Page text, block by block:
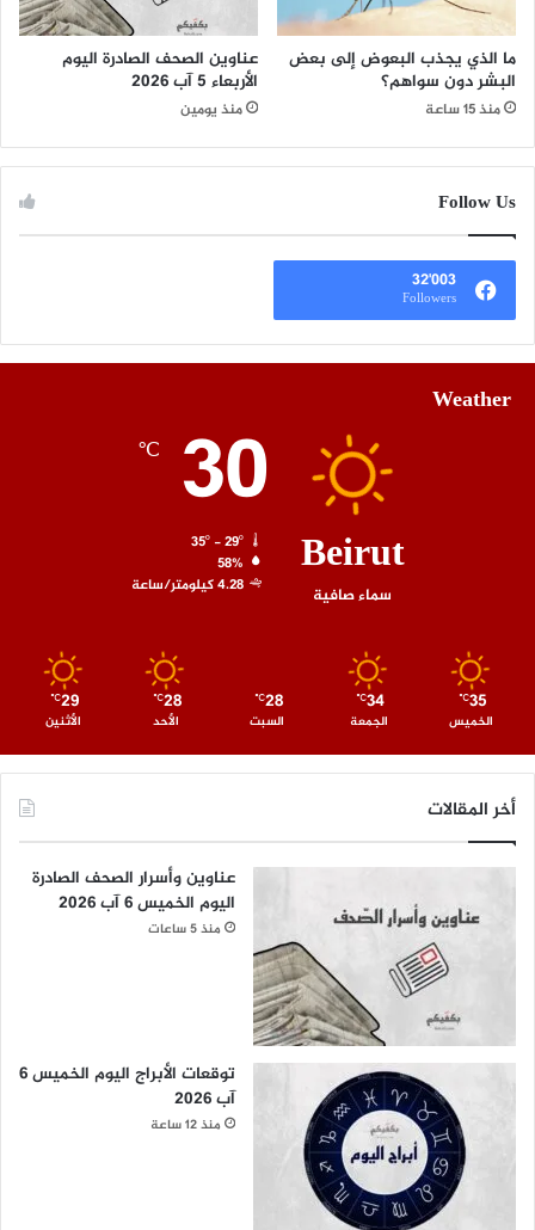
ما الذي يجذب البعوض إلى بعض
البشر دون سواهم؟
منذ 15 ساعة
عناوين الصحف الصادرة اليوم
الأربعاء 5 آب 2026
منذ يومين
Follow Us
32٬003
Followers
Weather
Beirut
سماء صافية
30
℃
35º - 29º
58%
4.28 كيلومتر/ساعة
35
℃
الخميس
34
℃
الجمعة
28
℃
السبت
28
℃
الأحد
29
℃
الأثنين
أخر المقالات
عناوين وأسرار الصحف الصادرة
اليوم الخميس 6 آب 2026
منذ 5 ساعات
توقعات الأبراج اليوم الخميس 6
آب 2026
منذ 12 ساعة